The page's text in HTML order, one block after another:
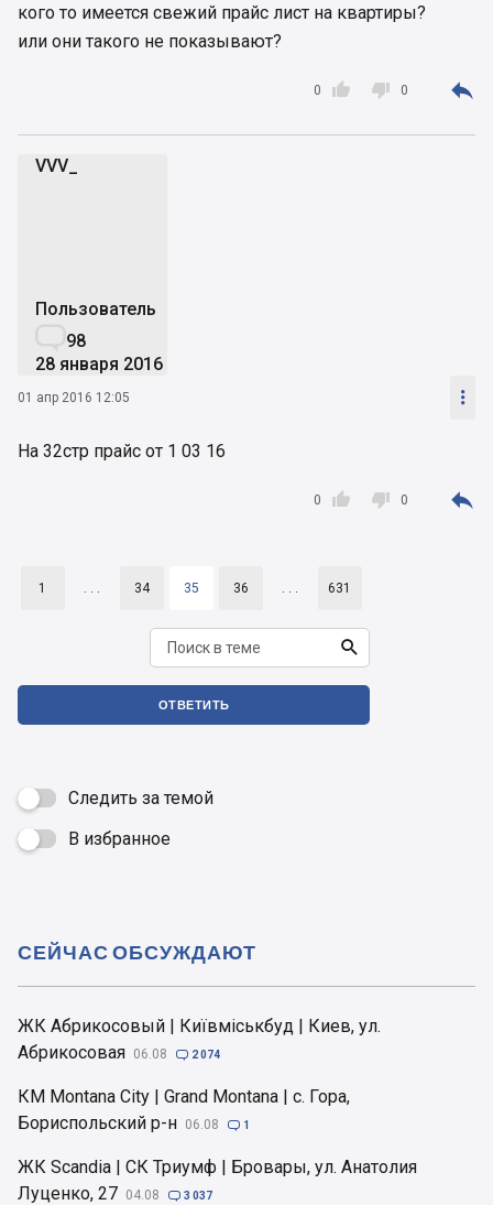
кого то имеется свежий прайс лист на квартиры?
или они такого не показывают?

0  0 
VVV_
Пользователь
98
28 января 2016
01 апр 2016 12:05 
На 32стр прайс от 1 03 16

0  0 
1 34 35 36 631

ОТВЕТИТЬ
Следить за темой
 В избранное
ЖК Абрикосовый | Київміськбуд | Киев, ул.
Абрикосовая 06.08  2 074
КМ Montana City | Grand Montana | с. Гора,
Бориспольский р-н 06.08  1
ЖК Scandia | СК Триумф | Бровары, ул. Анатолия
Луценко, 27 04.08  3 037
СЕЙЧАС ОБСУЖДАЮТ